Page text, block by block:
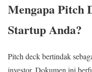
Mengapa Pitch
Startup Anda?
Pitch deck bertindak